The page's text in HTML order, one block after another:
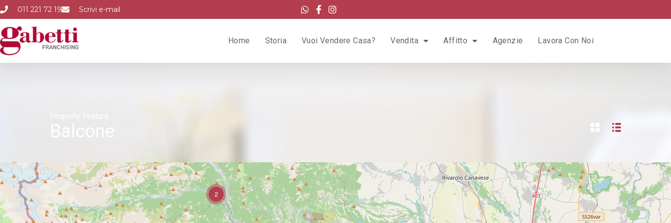
011 221 72 19 Scrivi e-mail
Home Storia Vuoi Vendere Casa? Vendita Affitto Agenzie Lavora Con Noi
2